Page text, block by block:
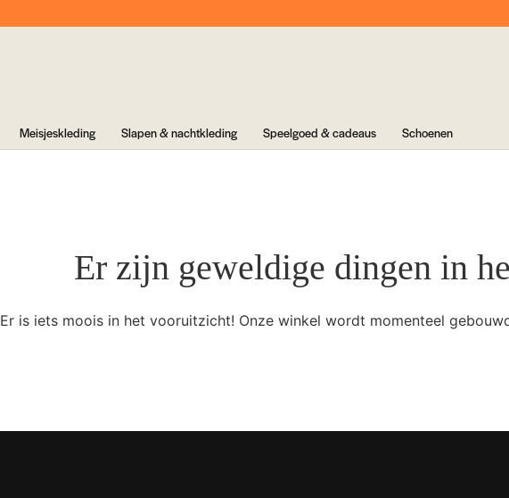
Meisjeskleding Slapen & nachtkleding Speelgoed & cadeaus Schoenen
Er zijn geweldige dingen in
Er is iets moois in het vooruitzicht! Onze winkel wordt momenteel